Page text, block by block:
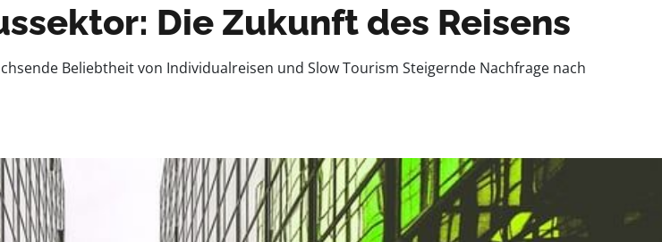
Die Zukunft des Reisens
Beliebtheit von Individualreisen und Slow Tourism Steigernde Nachfrage nach